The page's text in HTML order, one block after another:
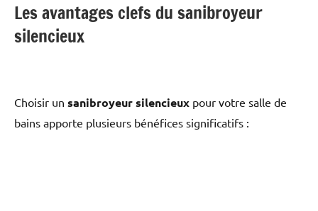
Les avantages clefs du sanibroyeur
silencieux
Choisir un sanibroyeur silencieux pour votre salle de
bains apporte plusieurs bénéfices significatifs :